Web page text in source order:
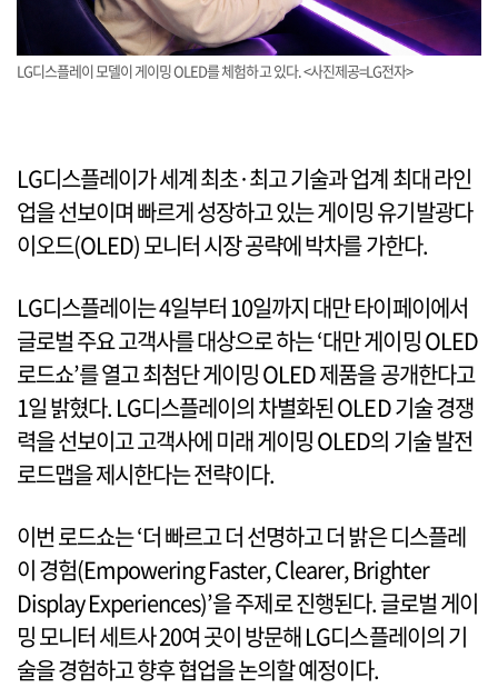
LG디스플레이 모델이 게이밍 OLED를 체험하고 있다. <사진제공=LG전자>
LG디스플레이가 세계 최초·최고 기술과 업계 최대 라인
업을 선보이며 빠르게 성장하고 있는 게이밍 유기발광다
이오드(OLED) 모니터 시장 공략에 박차를 가한다.
LG디스플레이는 4일부터 10일까지 대만 타이페이에서
글로벌 주요 고객사를 대상으로 하는 ‘대만 게이밍 OLED
로드쇼’를 열고 최첨단 게이밍 OLED 제품을 공개한다고
1일 밝혔다. LG디스플레이의 차별화된 OLED 기술 경쟁
력을 선보이고 고객사에 미래 게이밍 OLED의 기술 발전
로드맵을 제시한다는 전략이다.
이번 로드쇼는 ‘더 빠르고 더 선명하고 더 밝은 디스플레
이 경험(Empowering Faster, Clearer, Brighter
Display Experiences)’을 주제로 진행된다. 글로벌 게이
밍 모니터 세트사 20여 곳이 방문해 LG디스플레이의 기
술을 경험하고 향후 협업을 논의할 예정이다.